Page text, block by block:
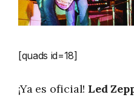
[quads id=18]
¡Ya es oficial! Led